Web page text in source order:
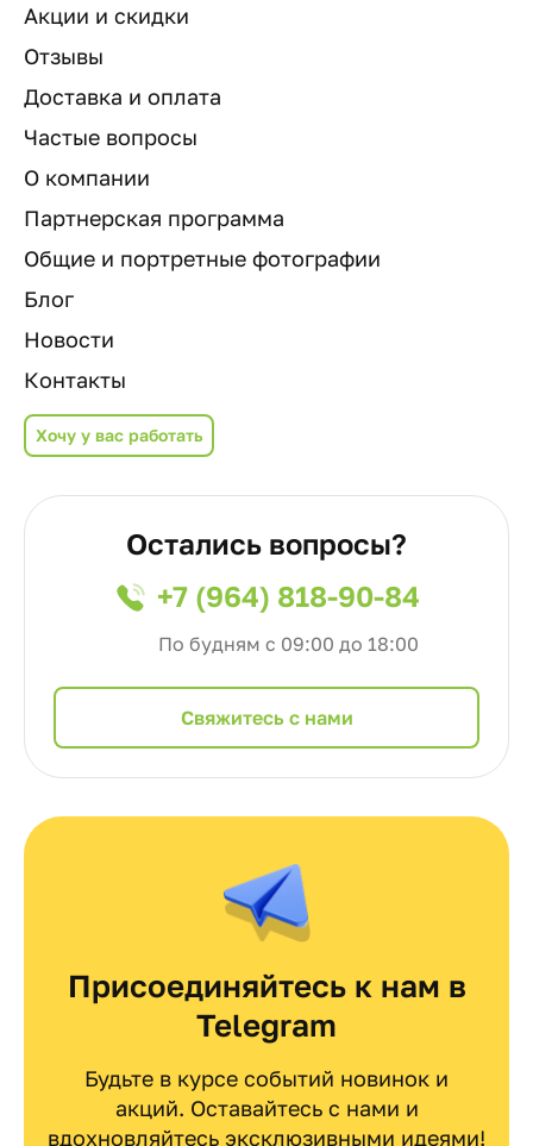
Акции и скидки
Отзывы
Доставка и оплата
Частые вопросы
О компании
Партнерская программа
Общие и портретные фотографии
Блог
Новости
Контакты
Хочу у вас работать
Остались вопросы?
+7 (964) 818-90-84
По будням с 09:00 до 18:00
Cвяжитесь с нами
Присоединяйтесь к нам в
Telegram
Будьте в курсе событий новинок и
акций. Оставайтесь с нами и
вдохновляйтесь эксклюзивными идеями!